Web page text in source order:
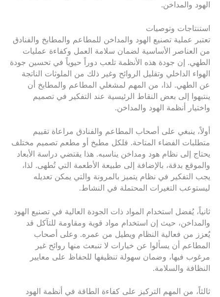
الهود والمداخن.
استنتاجات وتوصيات
تعتبر عملية تصنيع الهود والمداخن للمطاعم والمطابخ والفنادق
من العناصر الأساسية لضمان سلامة العمل وكفاءة عمليات
الطهي. إن جودة هذه الأنظمة تلعب دوراً حيوياً في تحسين جودة
الهواء الداخلي وتقليل الروائح وغير ذلك من الملوثات الناتجة
عن الطهي. لذا، من المهم لمشغلي المطاعم والمطابخ أن
ينتبهوا إلى بعض النقاط الرئيسية عند التفكير في تصميم
واختيار أنظمة الهود والمداخن.
أولاً، ينبغي على أصحاب المطاعم والفنادق مراعاة تقييم
متطلبات الفضاء المتاحة. فلكل مطبخ أو مطعم تصميم مختلف
يحتاج إلى نظام هود ومداخن يناسبه. هذا يقتضي دراسة الأبعاد
والموقع بدقة، بالإضافة إلى طبيعة الأطعمة التي تُطهى. لذا،
يجب التفكير في نظام يتميز بالمرونة والتي يمكن تعديله
ليستوعب التغيرات المحتملة في النشاط.
ثانياً، يُفضل استخدام المواد ذات الجودة العالية في تصنيع الهود
والمداخن، حيث إن استخدام مواد قوية ومقاومة للتآكل قد
يُعزز من فعالية النظام ويطيل من عمره. وعلى أصحاب
المطاعم أن يسألوا عن خيارات لا تنبعث منها روائح غير
مرغوب فيها، وضمان سهولة تنظيفها للحفاظ على معايير
النظافة والسلامة.
ثالثاً، من المهم التركيز على كفاءة الطاقة في أنظمة الهود